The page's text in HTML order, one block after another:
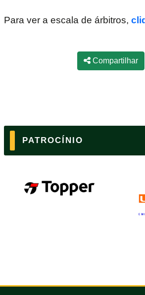
Para ver a escala de árbitros,
Compartilhar
PATROCÍNIO